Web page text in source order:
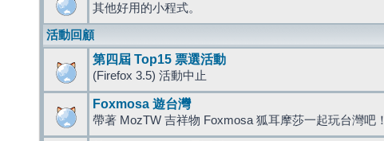
其他好用的小程式。
活動回顧
第四屆 Top15 票選活動
(Firefox 3.5) 活動中止
Foxmosa 遊台灣
帶著 MozTW 吉祥物 Foxmosa 狐耳摩莎一起玩台灣吧！